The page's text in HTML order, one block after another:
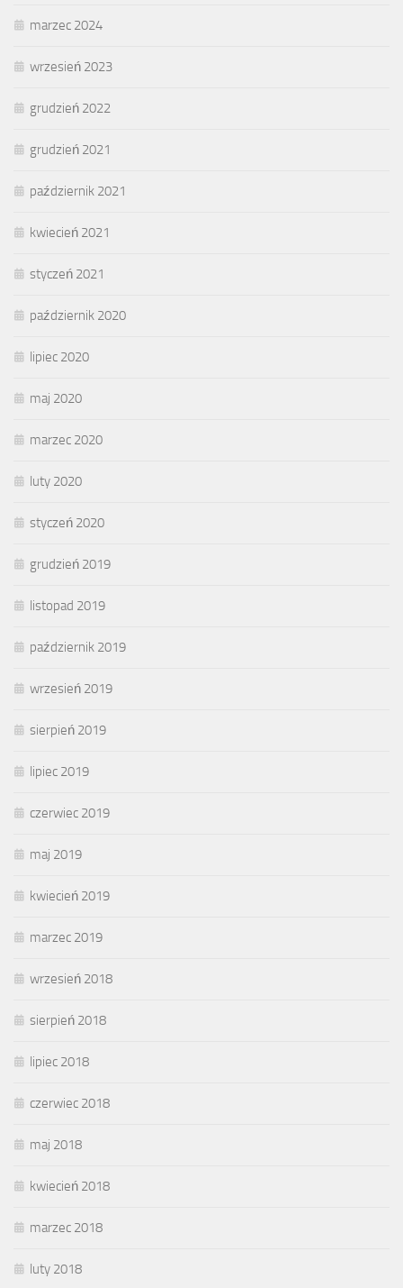
marzec 2024
wrzesień 2023
grudzień 2022
grudzień 2021
październik 2021
kwiecień 2021
styczeń 2021
październik 2020
lipiec 2020
maj 2020
marzec 2020
luty 2020
styczeń 2020
grudzień 2019
listopad 2019
październik 2019
wrzesień 2019
sierpień 2019
lipiec 2019
czerwiec 2019
maj 2019
kwiecień 2019
marzec 2019
wrzesień 2018
sierpień 2018
lipiec 2018
czerwiec 2018
maj 2018
kwiecień 2018
marzec 2018
luty 2018